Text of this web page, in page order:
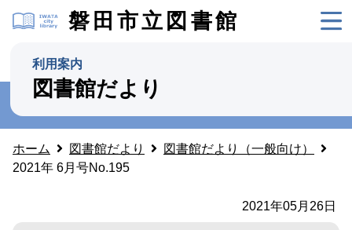
磐田市立図書館
利用案内
図書館だより
ホーム 図書館だより
図書館だより（一般向け）
2021年 6月号No.195
2021年05月26日